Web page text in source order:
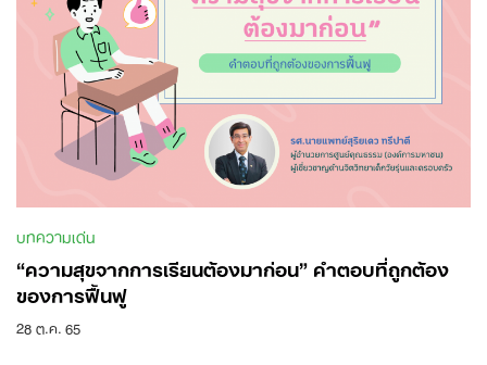
บทความเด่น
“ความสุขจากการเรียนต้องมาก่อน” คำตอบที่ถูกต้อง
ของการฟื้นฟู
28 ต.ค. 65